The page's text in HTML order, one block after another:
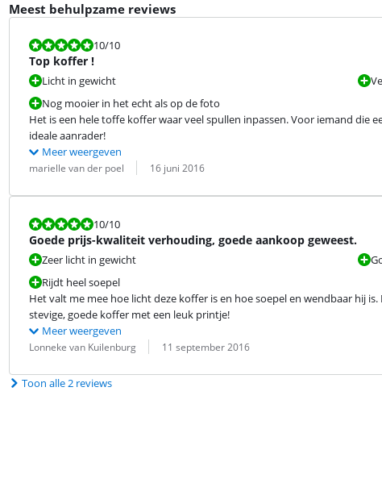
Meest behulpzame reviews
Beoordeling is 10 van de 10.
10/10
Top koffer !
Licht in gewicht
Nog mooier in het echt als op de foto
Het is een hele toffe koffer waar veel spullen inpassen. Voor iemand die
ideale aanrader!
Meer weergeven
Beoordeling door:
marielle van der poel
Datum: 16 juni 2016
Beoordeling is 10 van de 10.
10/10
Goede prijs-kwaliteit verhouding, goede aankoop geweest.
Zeer licht in gewicht
Rijdt heel soepel
Het valt me mee hoe licht deze koffer is en hoe soepel en wendbaar hij
stevige, goede koffer met een leuk printje!
Meer weergeven
Beoordeling door:
Lonneke van Kuilenburg
Datum: 11 september 2016
Toon alle 2 reviews